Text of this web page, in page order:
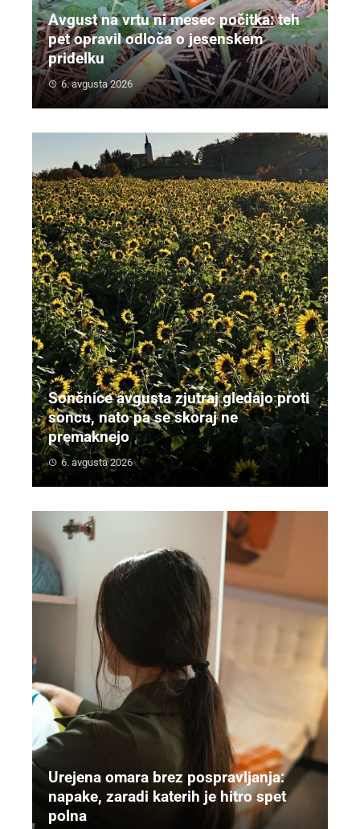
Avgust na vrtu ni mesec počitka: teh
pet opravil odloča o jesenskem
pridelku
6. avgusta 2026
Sončnice avgusta zjutraj gledajo proti
soncu, nato pa se skoraj ne
premaknejo
6. avgusta 2026
Urejena omara brez pospravljanja:
napake, zaradi katerih je hitro spet
polna